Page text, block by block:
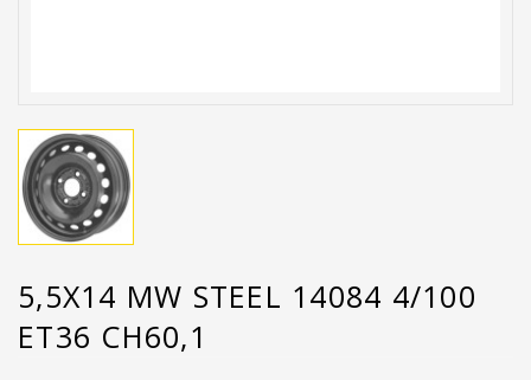
5,5X14 MW STEEL 14084 4/100
ET36 CH60,1